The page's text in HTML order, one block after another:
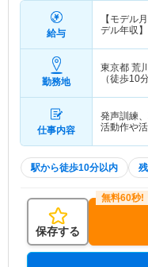
給与
【モデル月
デル年収】
勤務地
東京都 荒
（徒歩10
仕事内容
発声訓練
活動作や
駅から徒歩10分以内
保存する